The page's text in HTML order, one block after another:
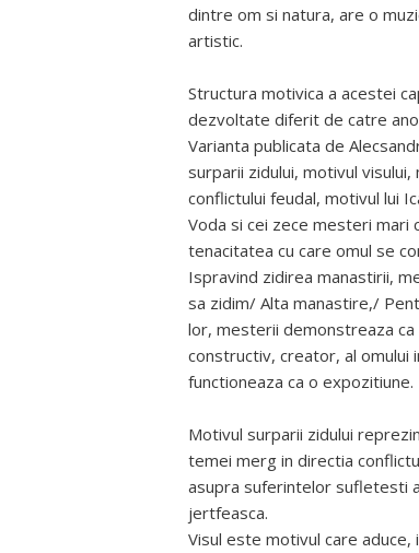
dintre om si natura, are o
artistic.
Structura motivica a acestei
dezvoltate diferit de catre
Varianta publicata de
surparii zidului, motivul
conflictului feudal, motivul lui
Voda si cei zece mesteri mari
tenacitatea cu care omul se
Ispravind zidirea manastirii,
sa zidim/ Alta manastire,/
lor, mesterii demonstreaza
constructiv, creator, al omului
functioneaza ca o expozitiune.
Motivul surparii zidului
temei merg in directia
asupra suferintelor sufletesti
jertfeasca.
Visul este motivul care